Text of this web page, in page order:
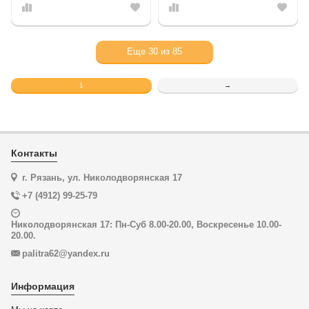
Еще 30 из 85
1 →
Контакты
г. Рязань, ул. Николодворянская 17
+7 (4912) 99-25-79
Николодворянская 17: Пн-Суб 8.00-20.00, Воскресенье 10.00-
20.00.
palitra62@yandex.ru
Информация